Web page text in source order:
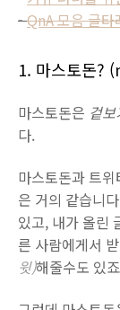
-QnA 모음 글
1. 마스토돈?
마스토돈은 겉
다.
마스토돈과 트
은 거의 같습니
있고, 내가 올린
른 사람에게서
윗)해줄수도 있